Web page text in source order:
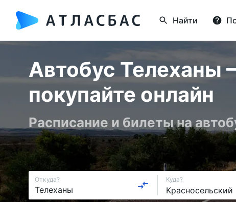
Найти
Автобус Телеханы
покупайте онлайн
Расписание и билеты на
Откуда? Куда?